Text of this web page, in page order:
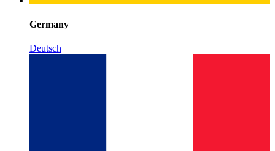
Germany
Deutsch